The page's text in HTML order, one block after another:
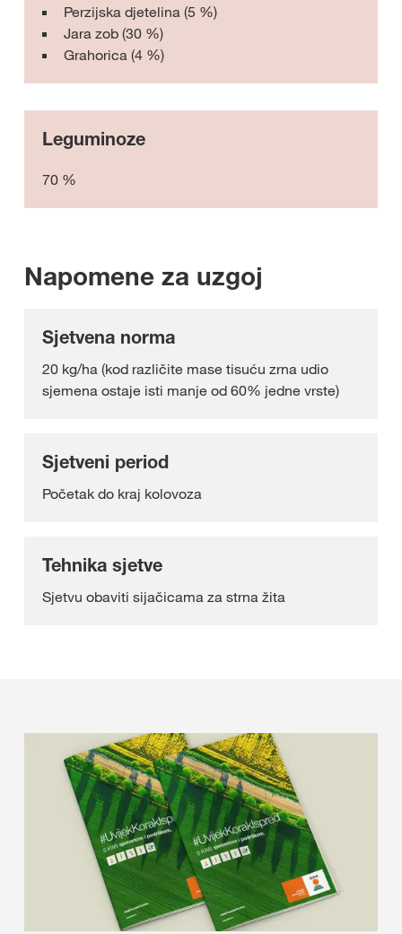
Perzijska djetelina (5 %)
Jara zob (30 %)
Grahorica (4 %)
Leguminoze
70 %
Napomene za uzgoj
Sjetvena norma
20 kg/ha (kod različite mase tisuću zrna udio
sjemena ostaje isti manje od 60% jedne vrste)
Sjetveni period
Početak do kraj kolovoza
Tehnika sjetve
Sjetvu obaviti sijačicama za strna žita